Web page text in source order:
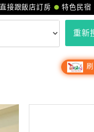
特色民宿
直接跟飯店訂房
重新